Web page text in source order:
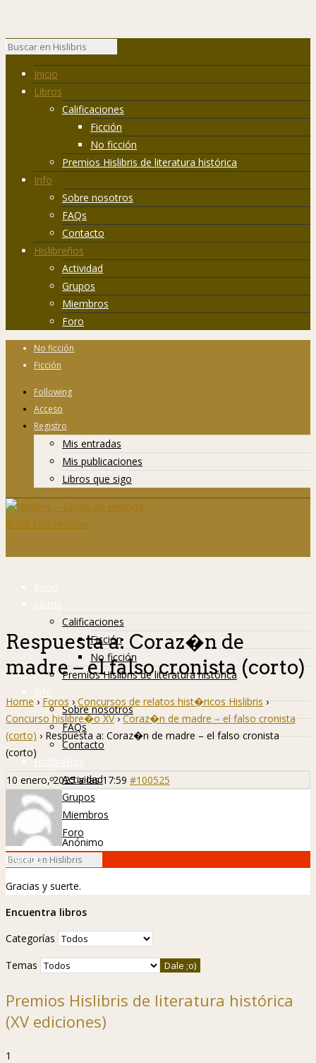
Inicio
Libros
Calificaciones
Ficción
No ficción
Premios Hislibris de literatura histórica
Info
Sobre nosotros
FAQs
Contacto
Hislibreños
Actividad
Grupos
Miembros
Foro
No ficción
Ficción
Following
Acceso
Registro
Mis entradas
Mis publicaciones
Libros que sigo
Inicio
Libros
Calificaciones
Ficción
No ficción
Premios Hislibris de literatura histórica
Info
Sobre nosotros
FAQs
Contacto
Hislibreños
Actividad
Grupos
Miembros
Foro
Respuesta a: Coraz�n de
madre – el falso cronista (corto)
Home › Foros › Concursos de relatos hist�ricos Hislibris ›
Concurso hislibre�o XV › Coraz�n de madre – el falso cronista
(corto) › Respuesta a: Coraz�n de madre – el falso cronista
(corto)
10 enero, 2025 a las 17:59 #100525
Anónimo
Invitado
Gracias y suerte.
Encuentra libros
Categorías
Temas
Premios Hislibris de literatura histórica
(XV ediciones)
1